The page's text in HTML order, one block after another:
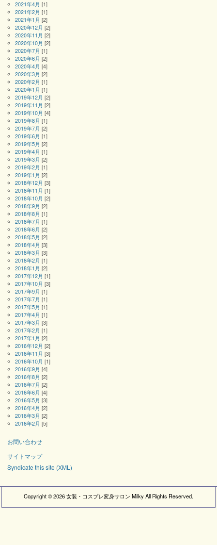
2021年4月 [1]
2021年2月 [1]
2021年1月 [2]
2020年12月 [2]
2020年11月 [2]
2020年10月 [2]
2020年7月 [1]
2020年6月 [2]
2020年4月 [4]
2020年3月 [2]
2020年2月 [1]
2020年1月 [1]
2019年12月 [2]
2019年11月 [2]
2019年10月 [4]
2019年8月 [1]
2019年7月 [2]
2019年6月 [1]
2019年5月 [2]
2019年4月 [1]
2019年3月 [2]
2019年2月 [1]
2019年1月 [2]
2018年12月 [3]
2018年11月 [1]
2018年10月 [2]
2018年9月 [2]
2018年8月 [1]
2018年7月 [1]
2018年6月 [2]
2018年5月 [2]
2018年4月 [3]
2018年3月 [3]
2018年2月 [1]
2018年1月 [2]
2017年12月 [1]
2017年10月 [3]
2017年9月 [1]
2017年7月 [1]
2017年5月 [1]
2017年4月 [1]
2017年3月 [3]
2017年2月 [1]
2017年1月 [2]
2016年12月 [2]
2016年11月 [3]
2016年10月 [1]
2016年9月 [4]
2016年8月 [2]
2016年7月 [2]
2016年6月 [4]
2016年5月 [3]
2016年4月 [2]
2016年3月 [2]
2016年2月 [5]
お問い合わせ
サイトマップ
Syndicate this site (XML)
Copyright ©2026女装・コスプレ変身サロン MilkyAll Rights Reserved.